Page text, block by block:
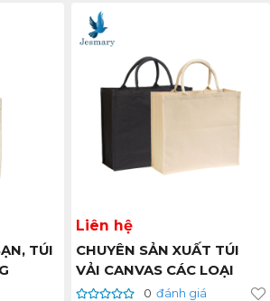
TÚI
Liên hệ
CHUYÊN SẢN XUẤT TÚI
VẢI CANVAS CÁC LOẠI
0 đánh giá